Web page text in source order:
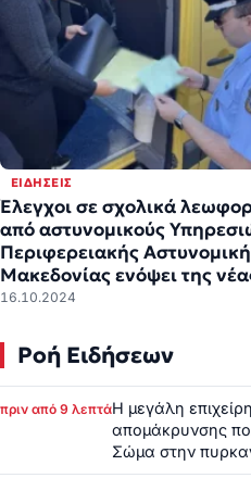
ΕΙΔΉΣΕΙΣ
Έλεγχοι σε σχολικά
από αστυνομικούς
Περιφερειακής
Μακεδονίας ενόψει της
16.10.2024
Ροή Ειδήσεων
πριν από 9 λεπτάΗ μεγάλη
απομάκρυνσης
Σώμα στην